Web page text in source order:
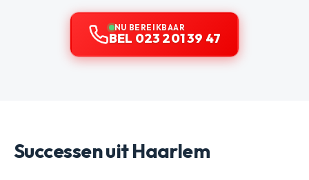
NU BEREIKBAAR
BEL 023 201 39 47
Successen uit Haarlem